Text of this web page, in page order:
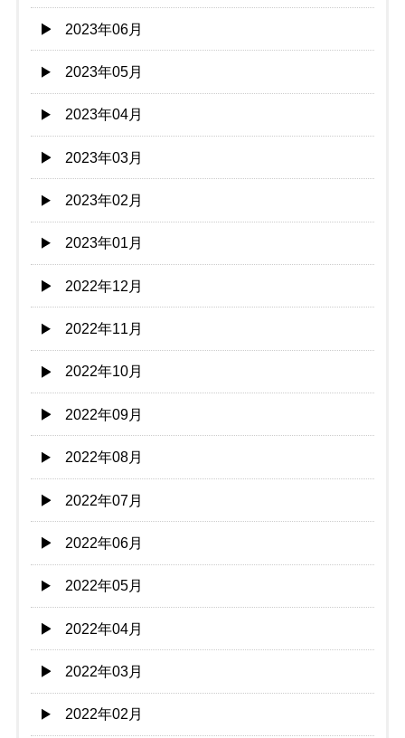
2023年06月
2023年05月
2023年04月
2023年03月
2023年02月
2023年01月
2022年12月
2022年11月
2022年10月
2022年09月
2022年08月
2022年07月
2022年06月
2022年05月
2022年04月
2022年03月
2022年02月